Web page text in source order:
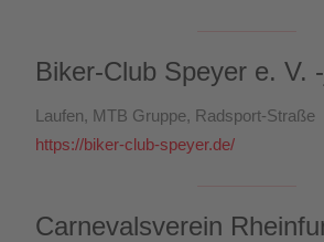
Biker-Club Speyer e. V.
Laufen, MTB Gruppe, Radsport-Straße
https://biker-club-speyer.de/
Carnevalsverein